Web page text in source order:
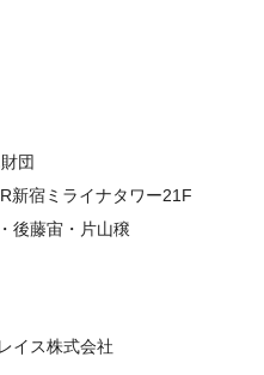
団
新宿ミライナタワー21F
後藤宙・片山穣
イス株式会社